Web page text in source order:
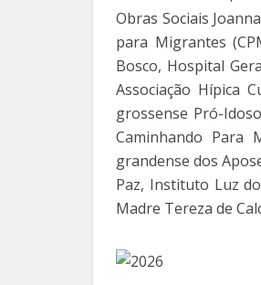
Obras Sociais
para Migrantes
Bosco, Hospital
Associação Hípica
grossense Pró-
Caminhando Para
grandense dos
Paz, Instituto Luz
Madre Tereza de